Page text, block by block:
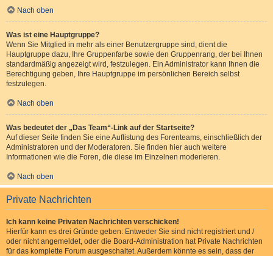
Nach oben
Was ist eine Hauptgruppe?
Wenn Sie Mitglied in mehr als einer Benutzergruppe sind, dient die
Hauptgruppe dazu, Ihre Gruppenfarbe sowie den Gruppenrang, der bei Ihnen
standardmäßig angezeigt wird, festzulegen. Ein Administrator kann Ihnen die
Berechtigung geben, Ihre Hauptgruppe im persönlichen Bereich selbst
festzulegen.
Nach oben
Was bedeutet der „Das Team“-Link auf der Startseite?
Auf dieser Seite finden Sie eine Auflistung des Forenteams, einschließlich der
Administratoren und der Moderatoren. Sie finden hier auch weitere
Informationen wie die Foren, die diese im Einzelnen moderieren.
Nach oben
Private Nachrichten
Ich kann keine Privaten Nachrichten verschicken!
Hierfür kann es drei Gründe geben: Entweder Sie sind nicht registriert und /
oder nicht angemeldet, oder die Board-Administration hat Private Nachrichten
für das komplette Forum ausgeschaltet. Außerdem könnte es sein, dass der